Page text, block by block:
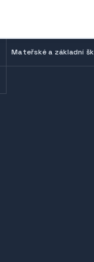
Mateřské a základní